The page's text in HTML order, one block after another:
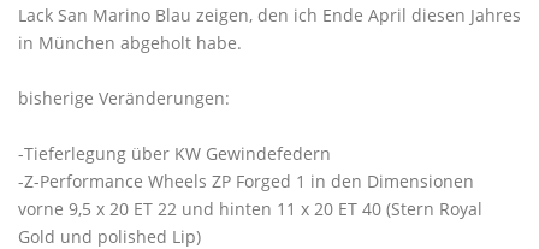
Lack San Marino Blau zeigen, den ich Ende April diesen Jahres
in München abgeholt habe.
bisherige Veränderungen:
-Tieferlegung über KW Gewindefedern
-Z-Performance Wheels ZP Forged 1 in den Dimensionen
vorne 9,5 x 20 ET 22 und hinten 11 x 20 ET 40 (Stern Royal
Gold und polished Lip)